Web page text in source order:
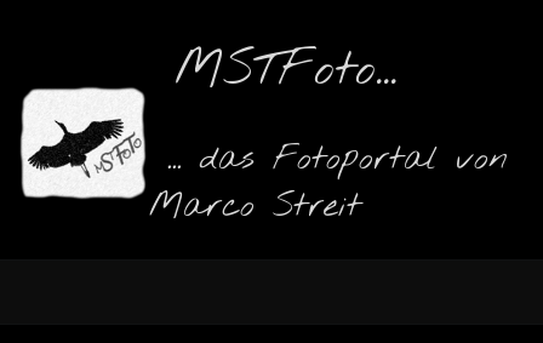
MSTFoto...
... das Fotoportal von
Marco Streit